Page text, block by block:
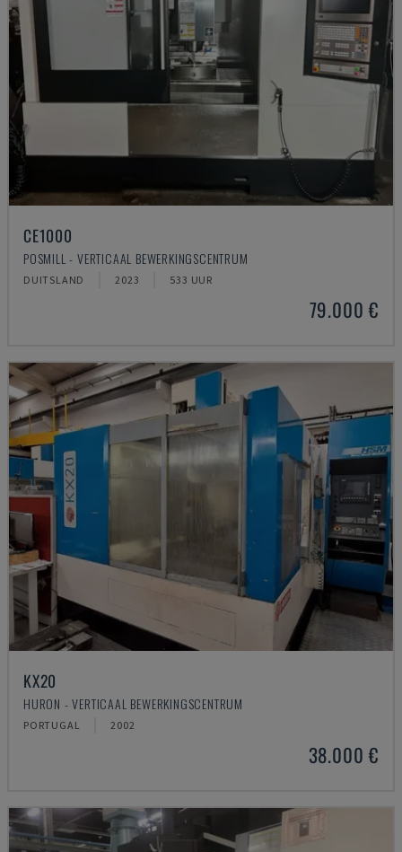
CE1000
POSMILL - VERTICAAL BEWERKINGSCENTRUM
DUITSLAND 2023 533 UUR
79.000 €
KX20
HURON - VERTICAAL BEWERKINGSCENTRUM
PORTUGAL 2002
38.000 €